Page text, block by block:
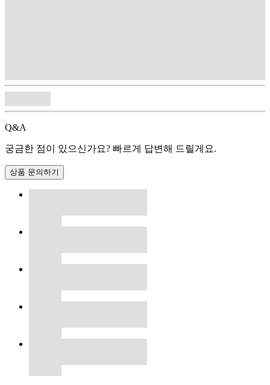
Q&A
궁금한 점이 있으신가요? 빠르게 답변해 드릴게요.
상품 문의하기